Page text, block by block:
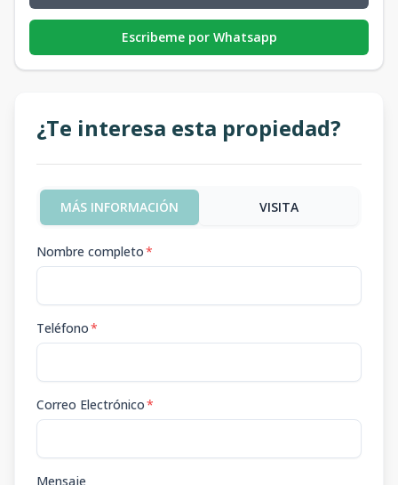
Escribeme por Whatsapp
¿Te interesa esta propiedad?
MÁS INFORMACIÓN VISITA
Nombre completo*
Teléfono*
Correo Electrónico*
Mensaje